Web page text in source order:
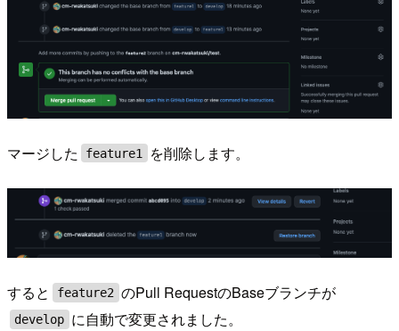
マージした feature1 を削除します。
すると feature2 のPull RequestのBaseブランチが
develop に自動で変更されました。